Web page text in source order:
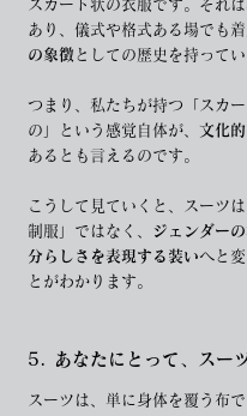
スカート状の衣服です。それ
あり、儀式や格式ある場でも
の象徴 としての歴史を持ってい
つまり、私たちが持つ「スカ
の」という感覚自体が、 文化
あるとも言えるのです。
こうして見ていくと、スーツ
制服」ではなく、 ジェンダー
分らしさを表現する装いへと
とがわかります。
5. あなたにとって、スー
スーツは、単に身体を覆う布で